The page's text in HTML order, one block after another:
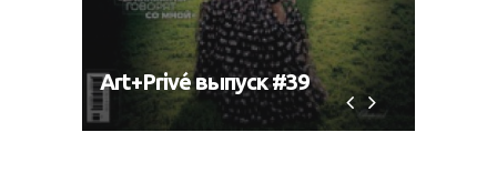
Art+Privé выпуск #39